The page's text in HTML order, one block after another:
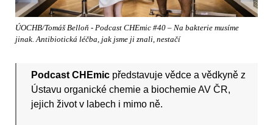
ÚOCHB/Tomáš Belloň - Podcast CHEmic #40 – Na bakterie musíme
jinak. Antibiotická léčba, jak jsme ji znali, nestačí
Podcast CHEmic představuje vědce a vědkyně z
Ústavu organické chemie a biochemie AV ČR,
jejich život v labech i mimo ně.